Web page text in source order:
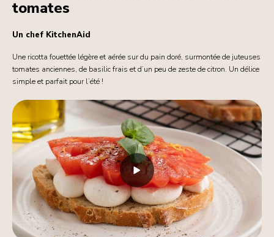
tomates
Un chef KitchenAid
Une ricotta fouettée légère et aérée sur du pain doré, surmontée de juteuses
tomates anciennes, de basilic frais et d’un peu de zeste de citron. Un délice
simple et parfait pour l’été !